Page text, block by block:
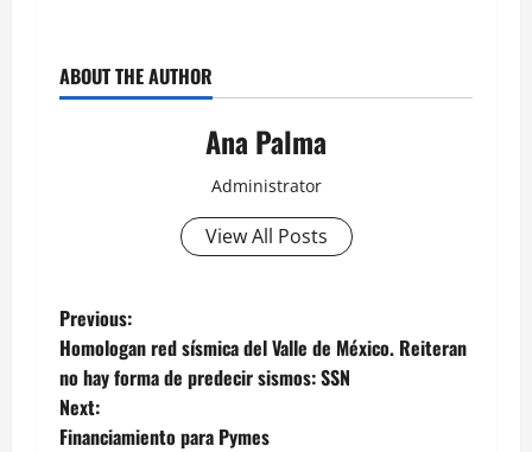
ABOUT THE AUTHOR
Ana Palma
Administrator
View All Posts
Post
navigation
Previous:
Homologan red sísmica del Valle de México. Reiteran
no hay forma de predecir sismos: SSN
Next:
Financiamiento para Pymes